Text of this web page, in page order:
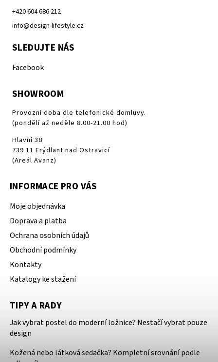
+420 604 686 212
info@design-lifestyle.cz
SLEDUJTE NÁS
Facebook
SHOWROOM
Provozní doba dle telefonické domluvy.
(pondělí až neděle 8.00-21.00 hod)
Hlavní 38
739 11 Frýdlant nad Ostravicí
(Areál Avanz)
INFORMACE PRO VÁS
Moje objednávka
Doprava a platba
Ochrana osobních údajů
Obchodní podmínky
Kontakty
Katalogy ke stažení
TIPY A RADY
Jak vybrat postel do moderní ložnice? Nestačí vybrat pouze
design
Kožená nebo látková sedačka? Kompletní srovnání podle